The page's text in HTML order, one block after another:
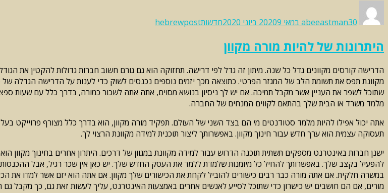
abeeastman30 במאי 2020 9 ביוני 2020
חדשותhebrewpost
היתרונות של להיות מורה מקוון
הדרישה קורסים מקוונים גדל כל שנה. מיתון זה גדל לפי דרישה. תחזוקה הוא גם גורם חשוב חברות גדולות להקטין את
מקוונת תפס את תשומת הלב של המגזר הפרטי. כתוצאה מכך יזמים נוספים נכנסים לשוק כדי לענות על הדרישה הגדלה של
שתוכל לשפר את העניין אשר מקבל תמיכה. אם יש לך ניסיון בנושא מסוים, אתה אתה לשכור כמורה, בדרך כלל עם שעות
מלמד משרד או הבית שלך בהתאם לקווים המנחים של החברה.
אתה יכול אפילו להיות מלמד סטודנטים מי הם בצד השני של העולם. תפקיד מורה מקוון, הוא בדרך כלל מצורף
תעסוקה עצמית הוא ערך חדש עבור חינוך מקוון. באפשרותך ליצור תוכנית למידה מקוונת הרצוי לך.
ישנן חברות באינטרנט מספקים תשתית תוכנה הדרוש עבור למידה מקוונת במגוון של דרכים. היתרון אחרים בחינוך מקוון
להפעיל בקצב שלך. באפשרותך להחיל כל מיומנות שלמדת ללמד את העסק החדש שלך. יש כאן אין שכר רגיל, אבל ההכנסות
במשרה חלקית. אם אתה מורה כבר רבים כישורים להוביל לקחת את הכישורים שלך מקוון. אם אתה הוא יזם אשר למדו את
מורים, אם הם חושבים יש כישרון כדי שתוכל לסייע לאנשים אחרים באמצעות האינטרנט, עליך לעשות זאת גם, כך מקבל